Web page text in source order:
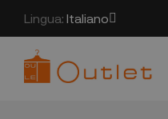
Lingua: Italiano